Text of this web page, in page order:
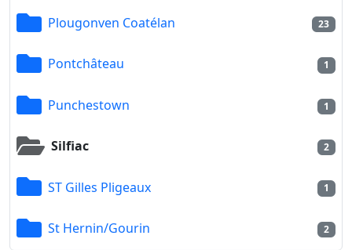
Plougonven Coatélan 23
Pontchâteau 1
Punchestown 1
Silfiac 2
ST Gilles Pligeaux 1
St Hernin/Gourin 2